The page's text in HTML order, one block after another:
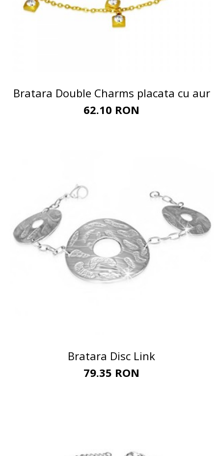
Bratara Double Charms placata cu aur
62.10 RON
Bratara Disc Link
79.35 RON